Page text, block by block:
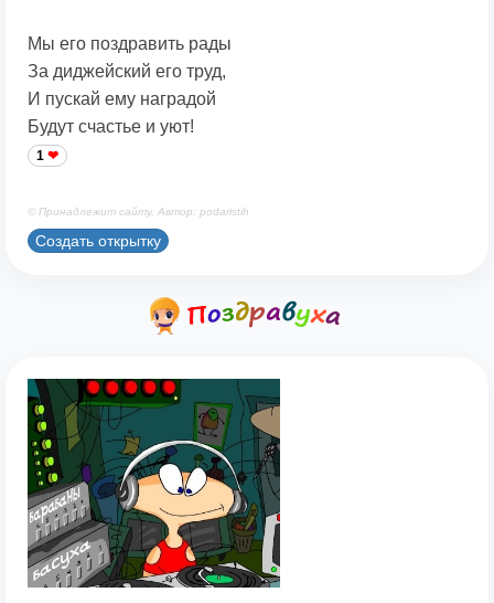
Мы его поздравить рады
За диджейский его труд,
И пускай ему наградой
Будут счастье и уют!
1
© Принадлежит сайту. Автор: podaristih
Создать открытку